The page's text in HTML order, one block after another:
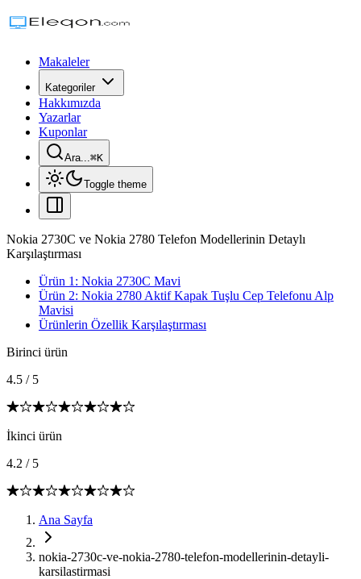
Makaleler
Kategoriler
Hakkımızda
Yazarlar
Kuponlar
Ara...⌘K
Toggle theme
Nokia 2730C ve Nokia 2780 Telefon Modellerinin Detaylı
Karşılaştırması
Ürün 1: Nokia 2730C Mavi
Ürün 2: Nokia 2780 Aktif Kapak Tuşlu Cep Telefonu Alp
Mavisi
Ürünlerin Özellik Karşılaştırması
Birinci ürün
4.5 / 5
İkinci ürün
4.2 / 5
Ana Sayfa
nokia-2730c-ve-nokia-2780-telefon-modellerinin-detayli-
karsilastirmasi